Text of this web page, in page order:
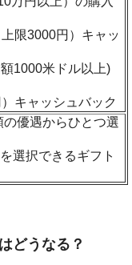
上限3000円）キャッ
1000米ドル以上)
）キャッシュバック
の優遇からひとつ選
選択できるギフト
どうなる？